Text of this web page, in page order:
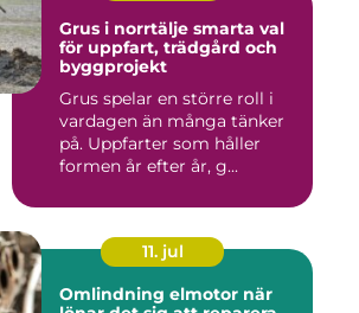
Grus i norrtälje smarta val
för uppfart, trädgård och
byggprojekt
Grus spelar en större roll i
vardagen än många tänker
på. Uppfarter som håller
formen år efter år, g...
11. jul
Omlindning elmotor när